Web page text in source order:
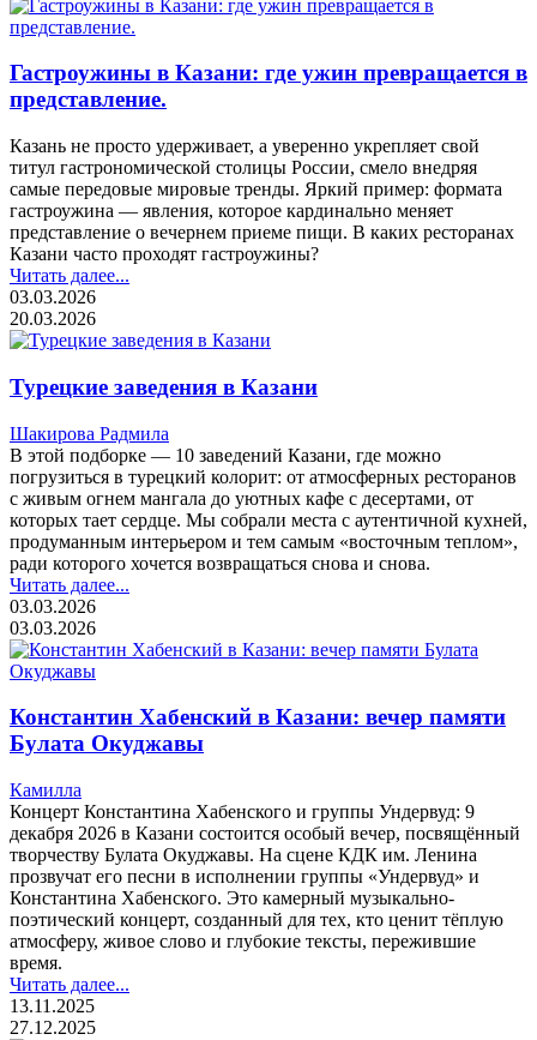
Гастроужины в Казани: где ужин превращается в
представление.
Казань не просто удерживает, а уверенно укрепляет свой
титул гастрономической столицы России, смело внедряя
самые передовые мировые тренды. Яркий пример: формата
гастроужина — явления, которое кардинально меняет
представление о вечернем приеме пищи. В каких ресторанах
Казани часто проходят гастроужины?
Читать далее...
03.03.2026
20.03.2026
Турецкие заведения в Казани
Шакирова Радмила
В этой подборке — 10 заведений Казани, где можно
погрузиться в турецкий колорит: от атмосферных ресторанов
с живым огнем мангала до уютных кафе с десертами, от
которых тает сердце. Мы собрали места с аутентичной кухней,
продуманным интерьером и тем самым «восточным теплом»,
ради которого хочется возвращаться снова и снова.
Читать далее...
03.03.2026
03.03.2026
Константин Хабенский в Казани: вечер памяти
Булата Окуджавы
Камилла
Концерт Константина Хабенского и группы Ундервуд: 9
декабря 2026 в Казани состоится особый вечер, посвящённый
творчеству Булата Окуджавы. На сцене КДК им. Ленина
прозвучат его песни в исполнении группы «Ундервуд» и
Константина Хабенского. Это камерный музыкально-
поэтический концерт, созданный для тех, кто ценит тёплую
атмосферу, живое слово и глубокие тексты, пережившие
время.
Читать далее...
13.11.2025
27.12.2025